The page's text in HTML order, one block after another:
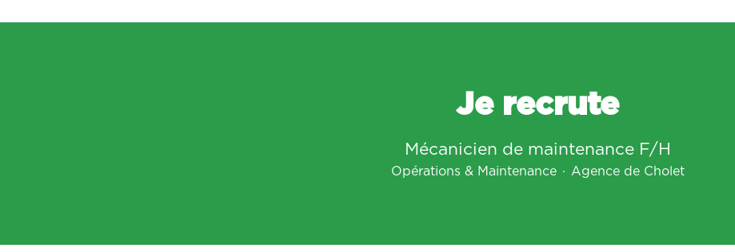
Je recrute
Mécanicien de maintenance F/H
Opérations & Maintenance · Agence de Cholet